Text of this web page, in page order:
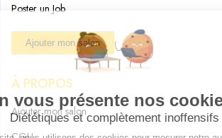
Poster un Job
Ajouter mon salon
À PROPOS
Ajouter mon salon